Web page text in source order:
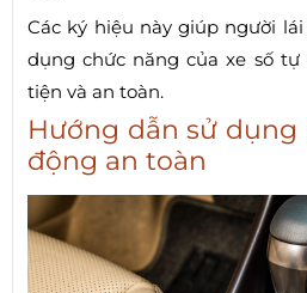
Các ký hiệu này giúp người
dụng chức năng của xe số
tiện và an toàn.
Hướng dẫn sử dụng
động an toàn